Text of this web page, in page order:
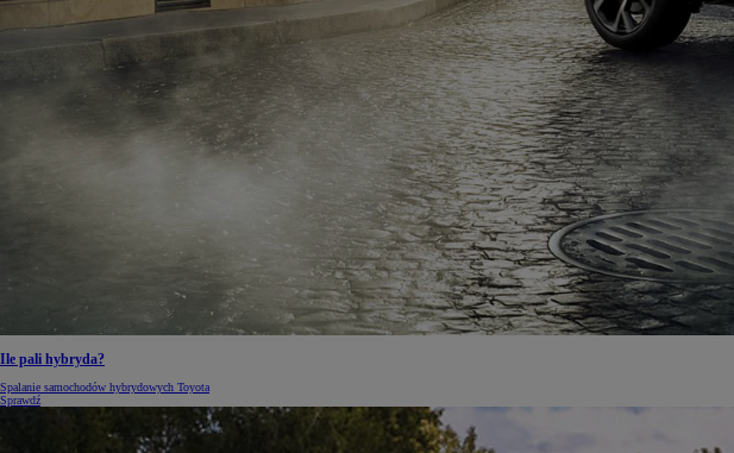
Od105 300 zł
Corolla Hatchback
Ile pali hybryda?
Spalanie samochodów hybrydowych Toyota
Sprawdź